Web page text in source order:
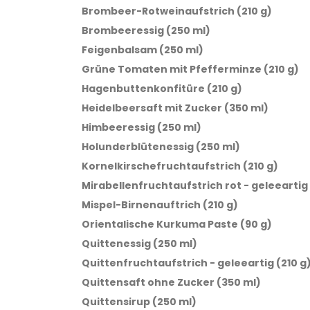
Brombeer-Rotweinaufstrich (210 g)
Brombeeressig (250 ml)
Feigenbalsam (250 ml)
Grüne Tomaten mit Pfefferminze (210 g)
Hagenbuttenkonfitüre (210 g)
Heidelbeersaft mit Zucker (350 ml)
Himbeeressig (250 ml)
Holunderblütenessig (250 ml)
Kornelkirschefruchtaufstrich (210 g)
Mirabellenfruchtaufstrich rot - geleeartig
Mispel-Birnenauftrich (210 g)
Orientalische Kurkuma Paste (90 g)
Quittenessig (250 ml)
Quittenfruchtaufstrich - geleeartig (210 g)
Quittensaft ohne Zucker (350 ml)
Quittensirup (250 ml)